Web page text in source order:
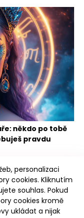
někdo po tobě
pravdu
personalizaci
cookies. Kliknutím
souhlas. Pokud
cookies kromě
ukládat a nijak